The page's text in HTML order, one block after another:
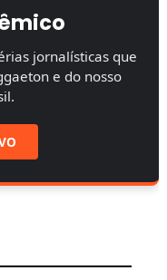
jornalísticas que
e do nosso